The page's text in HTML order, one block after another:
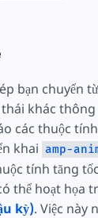
bạn chuyển
khác thông
các thuộc
khai amp-
tính tăng
thể hoạt họa
kỳ). Việc này